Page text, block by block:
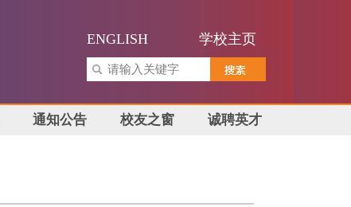
ENGLISH 学校主页
通知公告 校友之窗 诚聘英才